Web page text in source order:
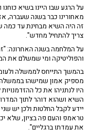
על הרגע שבו היינו בשיא
מאחורינו כבר בשנה שעברה,
זה היה השיא מבחינת עד כמה
צריך להתחיל מחדש".
על המלחמה בשנה האחרונה:
והפוליטיקה ומי שמשלם את
בהמשך התייחס לממשלה
מספיק אמון שמישהו
היו לנתניהו את כל
השיא ושהוא דוהר לתוך
יידע לקבל החלטות ולכן יש
טראמפ והעם פה בציון, שלא
את עמדתו ברגליים".